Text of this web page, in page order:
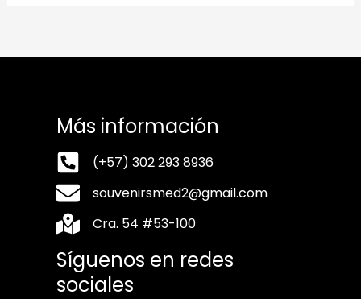
Más información
(+57) 302 293 8936
souvenirsmed2@gmail.com
Cra. 54 #53-100
Síguenos en redes
sociales